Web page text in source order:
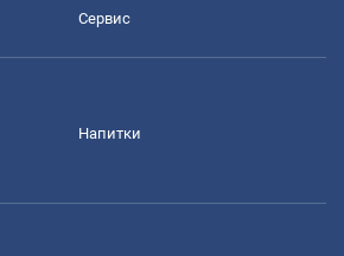
Сервис
Напитки